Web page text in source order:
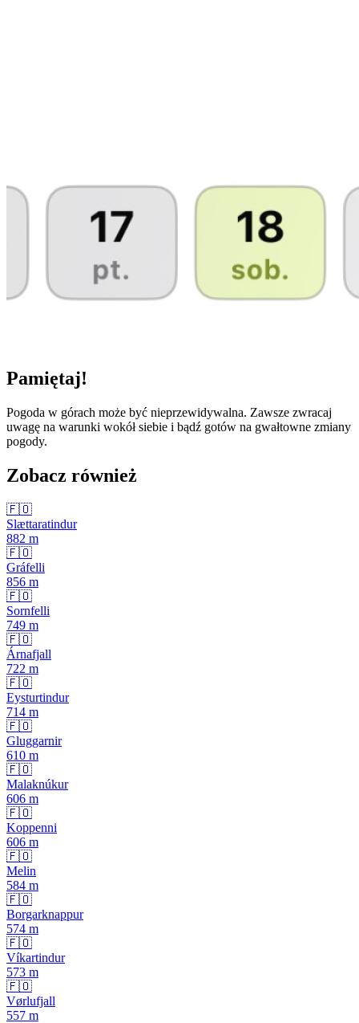
Pamiętaj!
Pogoda w górach może być nieprzewidywalna. Zawsze zwracaj
uwagę na warunki wokół siebie i bądź gotów na gwałtowne zmiany
pogody.
Zobacz również
🇫🇴
Slættaratindur
882 m
🇫🇴
Gráfelli
856 m
🇫🇴
Sornfelli
749 m
🇫🇴
Árnafjall
722 m
🇫🇴
Eysturtindur
714 m
🇫🇴
Gluggarnir
610 m
🇫🇴
Malaknúkur
606 m
🇫🇴
Koppenni
606 m
🇫🇴
Melin
584 m
🇫🇴
Borgarknappur
574 m
🇫🇴
Víkartindur
573 m
🇫🇴
Vørlufjall
557 m